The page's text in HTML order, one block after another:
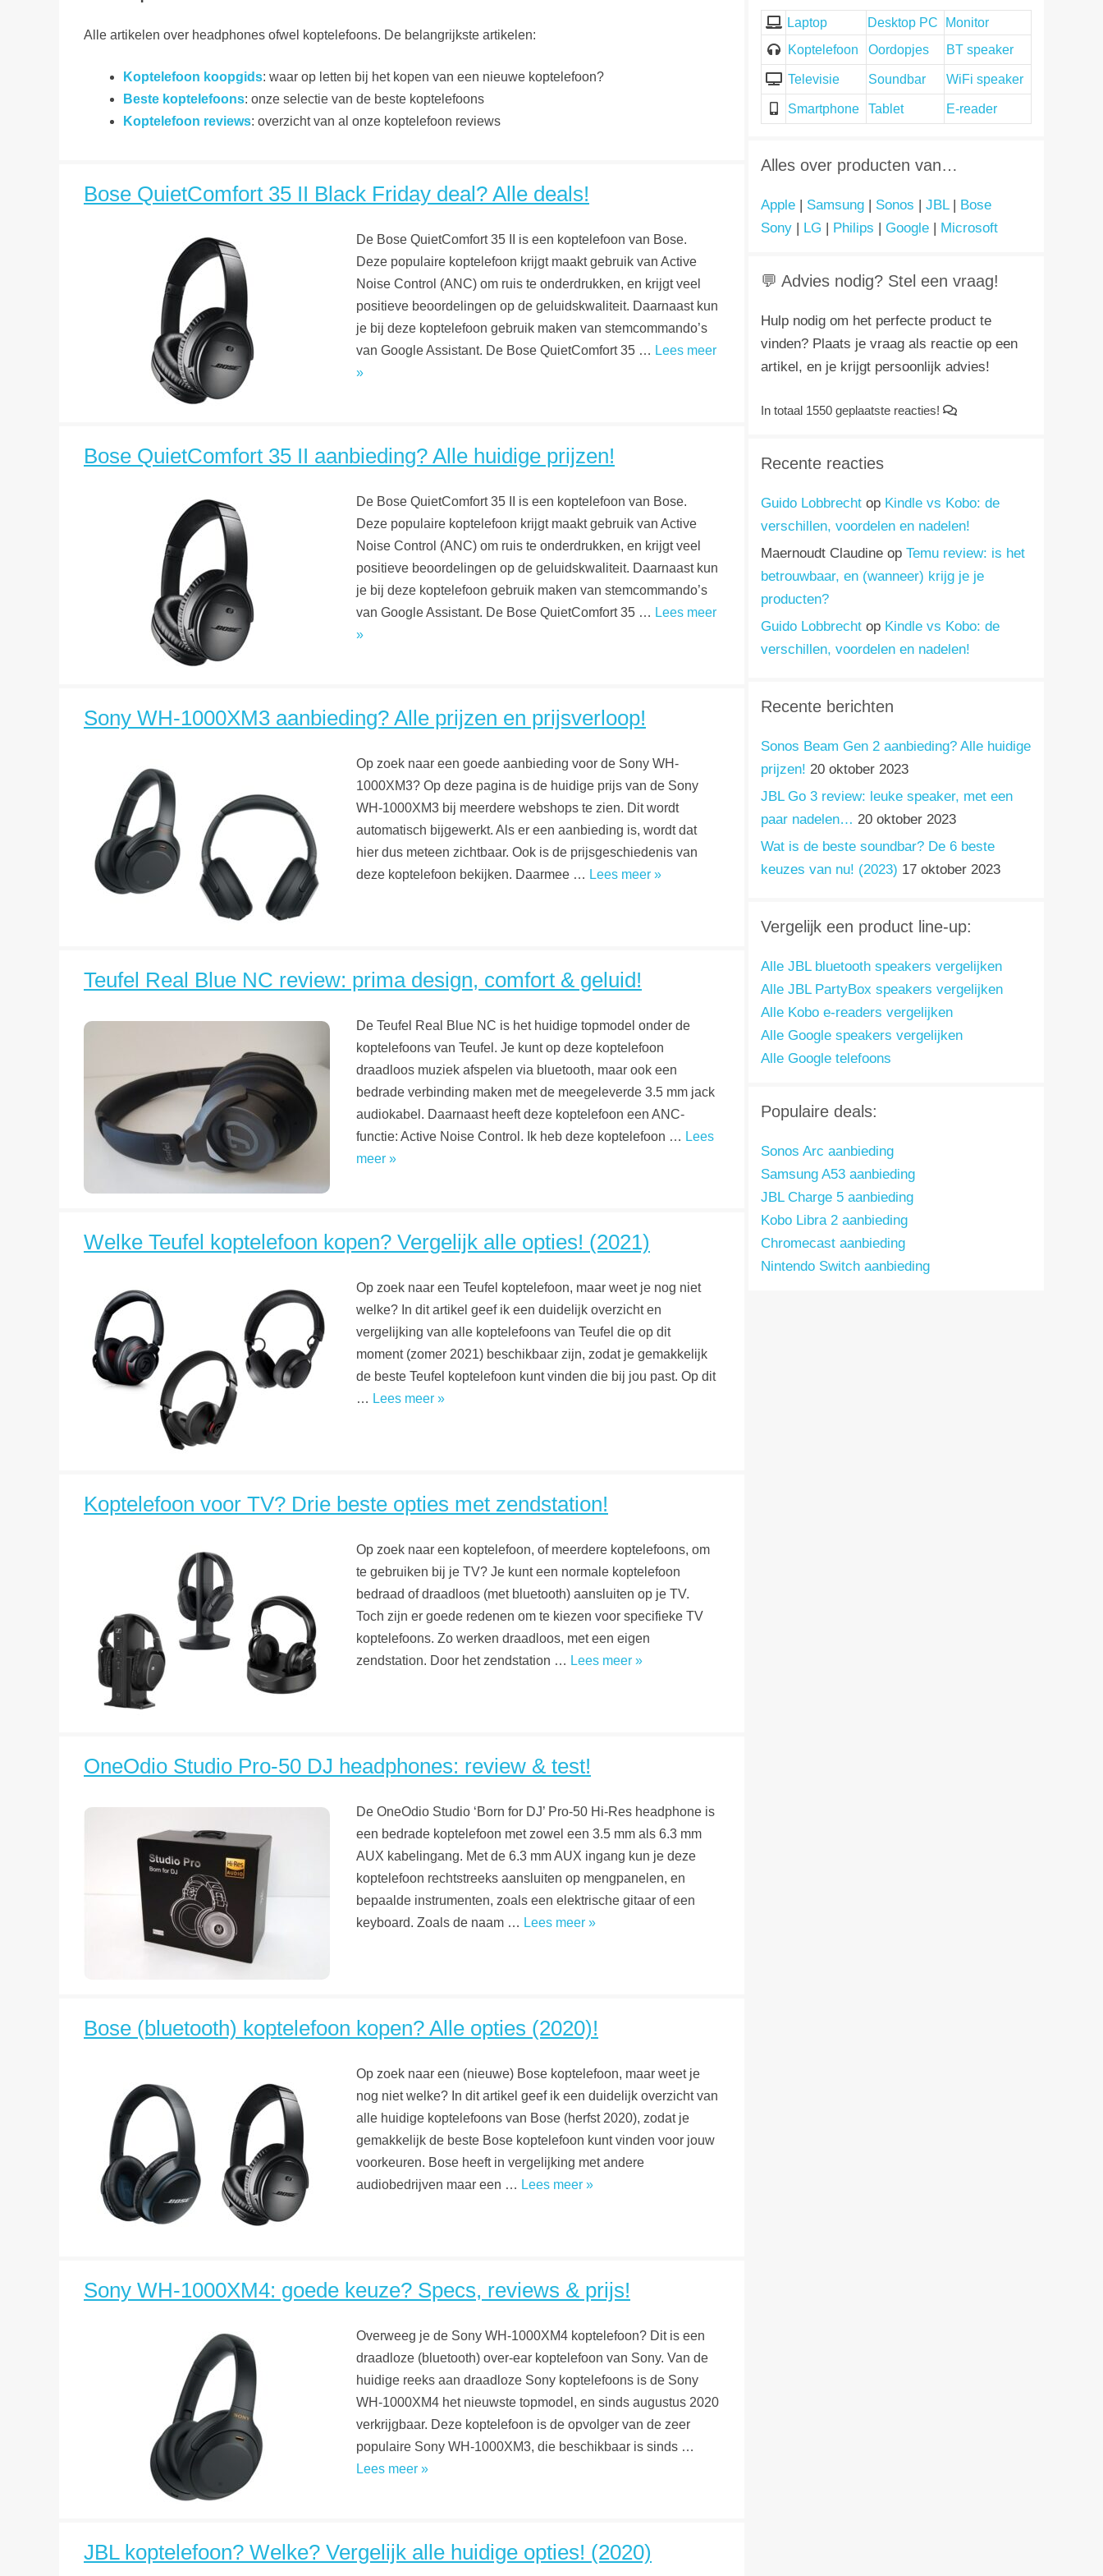
Alle artikelen over headphones ofwel koptelefoons. De belangrijkste artikelen:
Koptelefoon koopgids: waar op letten bij het kopen van een nieuwe koptelefoon?
Beste koptelefoons: onze selectie van de beste koptelefoons
Koptelefoon reviews: overzicht van al onze koptelefoon reviews
Bose QuietComfort 35 II Black Friday deal? Alle deals!
De Bose QuietComfort 35 II is een koptelefoon van Bose.
Deze populaire koptelefoon krijgt maakt gebruik van Active
Noise Control (ANC) om ruis te onderdrukken, en krijgt veel
positieve beoordelingen op de geluidskwaliteit. Daarnaast kun
je bij deze koptelefoon gebruik maken van stemcommando’s
van Google Assistant. De Bose QuietComfort 35 … Lees meer
»
Bose QuietComfort 35 II aanbieding? Alle huidige prijzen!
De Bose QuietComfort 35 II is een koptelefoon van Bose.
Deze populaire koptelefoon krijgt maakt gebruik van Active
Noise Control (ANC) om ruis te onderdrukken, en krijgt veel
positieve beoordelingen op de geluidskwaliteit. Daarnaast kun
je bij deze koptelefoon gebruik maken van stemcommando’s
van Google Assistant. De Bose QuietComfort 35 … Lees meer
»
Sony WH-1000XM3 aanbieding? Alle prijzen en prijsverloop!
Op zoek naar een goede aanbieding voor de Sony WH-
1000XM3? Op deze pagina is de huidige prijs van de Sony
WH-1000XM3 bij meerdere webshops te zien. Dit wordt
automatisch bijgewerkt. Als er een aanbieding is, wordt dat
hier dus meteen zichtbaar. Ook is de prijsgeschiedenis van
deze koptelefoon bekijken. Daarmee … Lees meer »
Teufel Real Blue NC review: prima design, comfort & geluid!
De Teufel Real Blue NC is het huidige topmodel onder de
koptelefoons van Teufel. Je kunt op deze koptelefoon
draadloos muziek afspelen via bluetooth, maar ook een
bedrade verbinding maken met de meegeleverde 3.5 mm jack
audiokabel. Daarnaast heeft deze koptelefoon een ANC-
functie: Active Noise Control. Ik heb deze koptelefoon … Lees
meer »
Welke Teufel koptelefoon kopen? Vergelijk alle opties! (2021)
Op zoek naar een Teufel koptelefoon, maar weet je nog niet
welke? In dit artikel geef ik een duidelijk overzicht en
vergelijking van alle koptelefoons van Teufel die op dit
moment (zomer 2021) beschikbaar zijn, zodat je gemakkelijk
de beste Teufel koptelefoon kunt vinden die bij jou past. Op dit
… Lees meer »
Koptelefoon voor TV? Drie beste opties met zendstation!
Op zoek naar een koptelefoon, of meerdere koptelefoons, om
te gebruiken bij je TV? Je kunt een normale koptelefoon
bedraad of draadloos (met bluetooth) aansluiten op je TV.
Toch zijn er goede redenen om te kiezen voor specifieke TV
koptelefoons. Zo werken draadloos, met een eigen
zendstation. Door het zendstation … Lees meer »
OneOdio Studio Pro-50 DJ headphones: review & test!
De OneOdio Studio ‘Born for DJ’ Pro-50 Hi-Res headphone is
een bedrade koptelefoon met zowel een 3.5 mm als 6.3 mm
AUX kabelingang. Met de 6.3 mm AUX ingang kun je deze
koptelefoon rechtstreeks aansluiten op mengpanelen, en
bepaalde instrumenten, zoals een elektrische gitaar of een
keyboard. Zoals de naam … Lees meer »
Bose (bluetooth) koptelefoon kopen? Alle opties (2020)!
Op zoek naar een (nieuwe) Bose koptelefoon, maar weet je
nog niet welke? In dit artikel geef ik een duidelijk overzicht van
alle huidige koptelefoons van Bose (herfst 2020), zodat je
gemakkelijk de beste Bose koptelefoon kunt vinden voor jouw
voorkeuren. Bose heeft in vergelijking met andere
audiobedrijven maar een … Lees meer »
Sony WH-1000XM4: goede keuze? Specs, reviews & prijs!
Overweeg je de Sony WH-1000XM4 koptelefoon? Dit is een
draadloze (bluetooth) over-ear koptelefoon van Sony. Van de
huidige reeks aan draadloze Sony koptelefoons is de Sony
WH-1000XM4 het nieuwste topmodel, en sinds augustus 2020
verkrijgbaar. Deze koptelefoon is de opvolger van de zeer
populaire Sony WH-1000XM3, die beschikbaar is sinds …
Lees meer »
JBL koptelefoon? Welke? Vergelijk alle huidige opties! (2020)
Laptop Desktop PC
Monitor
Koptelefoon
Oordopjes BT speaker
Televisie Soundbar WiFi speaker
Smartphone Tablet E-reader
Alles over producten van…
Apple | Samsung | Sonos | JBL| Bose
Sony | LG | Philips | Google | Microsoft
💬 Advies nodig? Stel een vraag!
Hulp nodig om het perfecte product te
vinden? Plaats je vraag als reactie op een
artikel, en je krijgt persoonlijk advies!
In totaal 1550 geplaatste reacties!
Recente reacties
Guido Lobbrecht op Kindle vs Kobo: de
verschillen, voordelen en nadelen!
Maernoudt Claudine op Temu review: is het
betrouwbaar, en (wanneer) krijg je je
producten?
Guido Lobbrecht op Kindle vs Kobo: de
verschillen, voordelen en nadelen!
Recente berichten
Sonos Beam Gen 2 aanbieding? Alle huidige
prijzen! 20 oktober 2023
JBL Go 3 review: leuke speaker, met een
paar nadelen… 20 oktober 2023
Wat is de beste soundbar? De 6 beste
keuzes van nu! (2023) 17 oktober 2023
Vergelijk een product line-up:
Alle JBL bluetooth speakers vergelijken
Alle JBL PartyBox speakers vergelijken
Alle Kobo e-readers vergelijken
Alle Google speakers vergelijken
Alle Google telefoons
Populaire deals:
Sonos Arc aanbieding
Samsung A53 aanbieding
JBL Charge 5 aanbieding
Kobo Libra 2 aanbieding
Chromecast aanbieding
Nintendo Switch aanbieding